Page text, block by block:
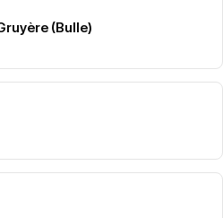
(Bulle)